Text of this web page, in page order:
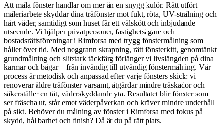
Att måla fönster handlar om mer än en snygg kulör. Rätt utfört
måleriarbete skyddar dina träfönster mot fukt, röta, UV-strålning och
hårt väder, samtidigt som huset får ett välskött och inbjudande
utseende. Vi hjälper privatpersoner, fastighetsägare och
bostadsrättsföreningar i Rimforsa med trygg fönstermålning som
håller över tid. Med noggrann skrapning, rätt fönsterkitt, genomtänkt
grundmålning och slitstark täckfärg förlänger vi livslängden på dina
karmar och bågar – från invändig till utvändig fönstermålning. Vår
process är metodisk och anpassad efter varje fönsters skick: vi
renoverar äldre träfönster varsamt, åtgärdar mindre träskador och
säkerställer en tät, väderskyddande yta. Resultatet blir fönster som
ser fräscha ut, står emot väderpåverkan och kräver mindre underhåll
på sikt. Behöver du målning av fönster i Rimforsa med fokus på
skydd, hållbarhet och finish? Då är du på rätt plats.